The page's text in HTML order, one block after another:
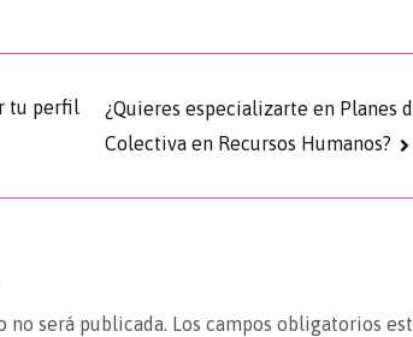
tu perfil
¿Quieres especializarte en Planes
Colectiva en Recursos Humanos?
será publicada. Los campos obligatorios